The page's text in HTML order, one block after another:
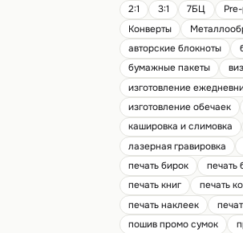
производства — от 3
полную
акрилового слоя).
2:1 3:1 7БЦ
Конверты
авторские блокноты
бумажные пакеты
изготовление
изготовление обечаек
кашировка и слимовка
лазерная гравировка
печать бирок
печать
печать книг
печать
печать наклеек
пошив промо сумок